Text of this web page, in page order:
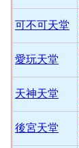
可不可天堂
愛玩天堂
天神天堂
後宮天堂